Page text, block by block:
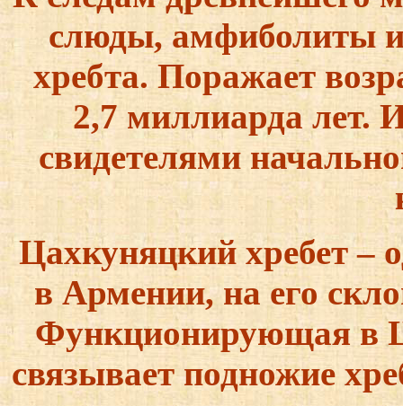
слюды, амфиболиты
хребта. Поражает
2,7 миллиарда лет.
свидетелями
Цахкуняцкий хребет –
в Армении, на его
Функционирующая в
связывает подножие